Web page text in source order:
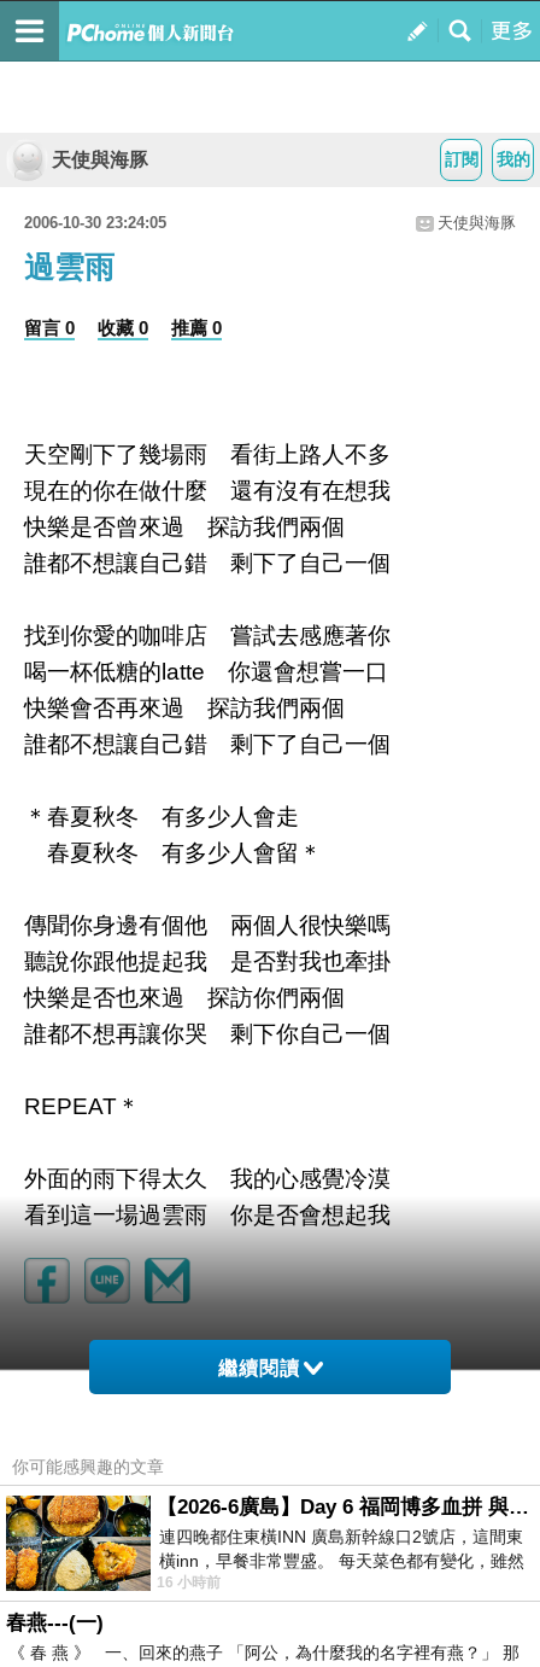
我的
訂閱
天使與海豚
2006-10-30 23:24:05 天使與海豚
過雲雨
留言 0 收藏 0 推薦 0
天空剛下了幾場雨 看街上路人不多
現在的你在做什麼 還有沒有在想我
快樂是否曾來過 探訪我們兩個
誰都不想讓自己錯 剩下了自己一個
找到你愛的咖啡店 嘗試去感應著你
喝一杯低糖的latte 你還會想嘗一口
快樂會否再來過 探訪我們兩個
誰都不想讓自己錯 剩下了自己一個
＊春夏秋冬 有多少人會走
春夏秋冬 有多少人會留＊
傳聞你身邊有個他 兩個人很快樂嗎
聽說你跟他提起我 是否對我也牽掛
快樂是否也來過 探訪你們兩個
誰都不想再讓你哭 剩下你自己一個
REPEAT＊
外面的雨下得太久 我的心感覺冷漠
看到這一場過雲雨 你是否會想起我
繼續閱讀
你可能感興趣的文章
【2026-6廣島】Day 6 福岡博多血拼 與機場接送少年司機深夜對談
連四晚都住東橫INN 廣島新幹線口2號店，這間東
橫inn，早餐非常豐盛。 每天菜色都有變化，雖然
看到工作人員拿出料理包加熱，但
16 小時前
春燕---(一)
《 春 燕 》 一、回來的燕子 「阿公，為什麼我的名字裡有燕？」 那